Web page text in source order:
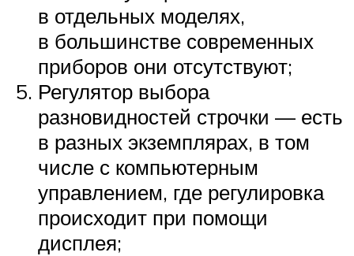
в отдельных моделях,
в большинстве современных
приборов они отсутствуют;
Регулятор выбора
разновидностей строчки — есть
в разных экземплярах, в том
числе с компьютерным
управлением, где регулировка
происходит при помощи
дисплея;